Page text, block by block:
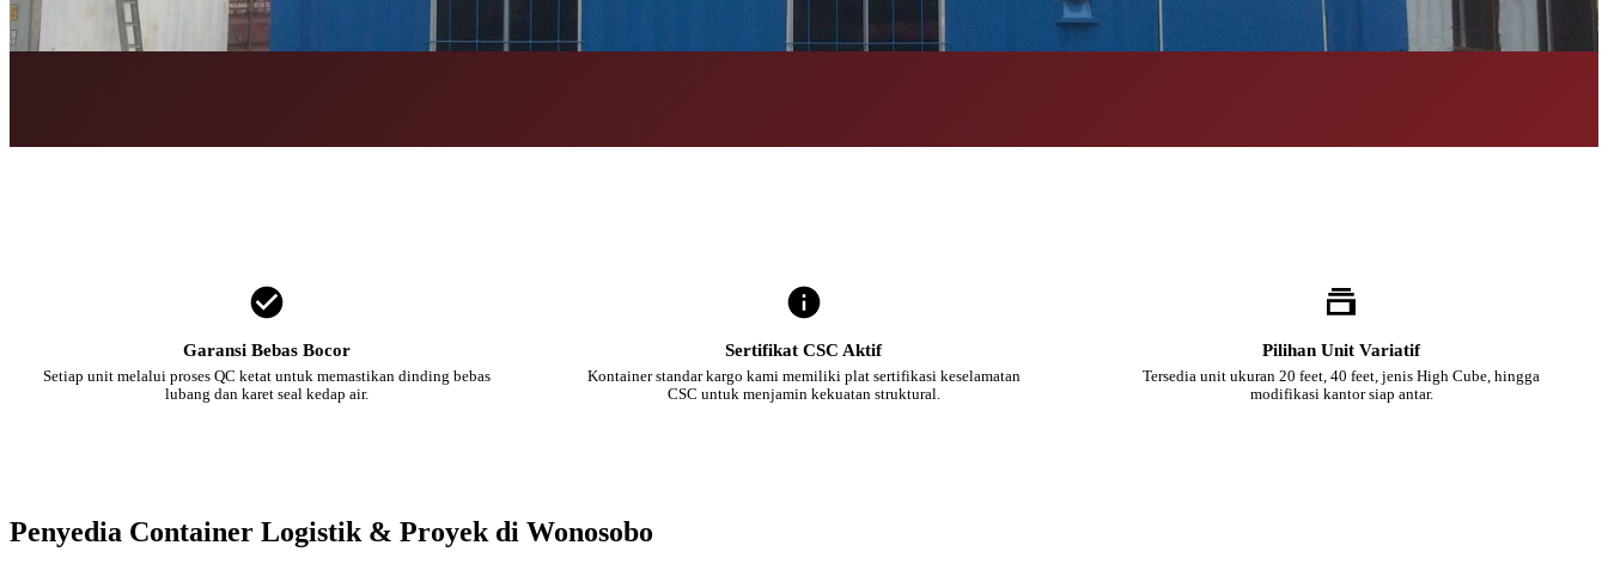
Garansi Bebas Bocor
Setiap unit melalui proses QC ketat untuk memastikan dinding bebas
lubang dan karet seal kedap air.
Sertifikat CSC Aktif
Kontainer standar kargo kami memiliki plat sertifikasi keselamatan
CSC untuk menjamin kekuatan struktural.
Pilihan Unit Variatif
Tersedia unit ukuran 20 feet, 40 feet, jenis High Cube, hingga
modifikasi kantor siap antar.
Penyedia Container Logistik & Proyek di Wonosobo